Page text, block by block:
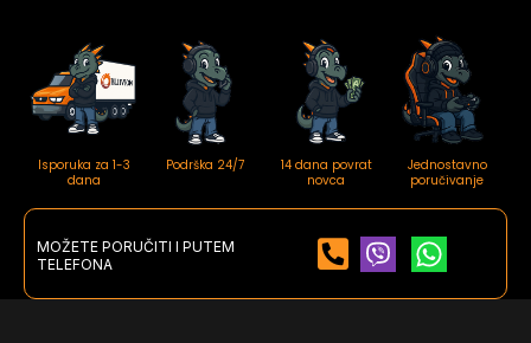
Isporuka za 1-3
dana
Podrška 24/7
14 dana povrat
novca
Jednostavno
poručivanje
MOŽETE PORUČITI I PUTEM
TELEFONA